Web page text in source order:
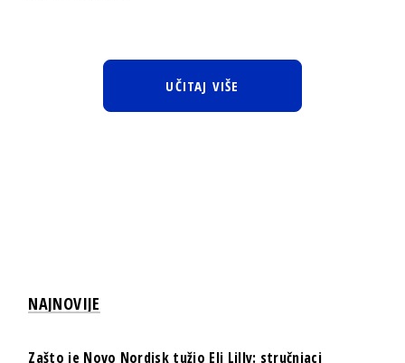
UČITAJ VIŠE
NAJNOVIJE
Zašto je Novo Nordisk tužio Eli Lilly: stručnjaci